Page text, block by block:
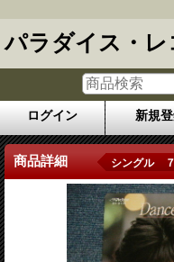
パラダイス・レ
ログイン 新規
商品詳細 シングル